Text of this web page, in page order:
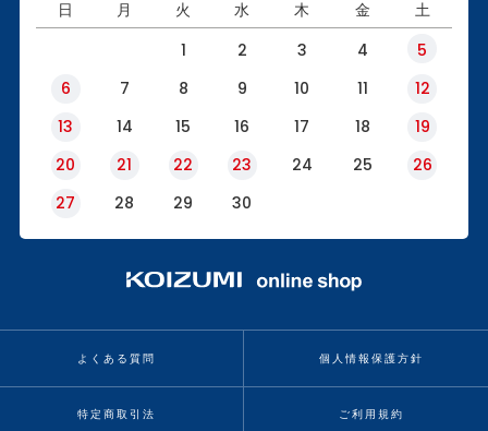
日 月 火 水 木 金 土
1 2 3 4
5
6
7 8 9 10 11
12
13
14 15 16 17 18
19
20
21 22 23 24 25
26
27
28 29 30
よくある質問 個人情報保護方針
特定商取引法 ご利用規約